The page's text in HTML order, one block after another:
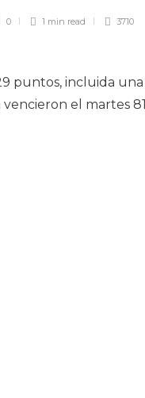
0 1 min read 3710
puntos, incluida
el martes